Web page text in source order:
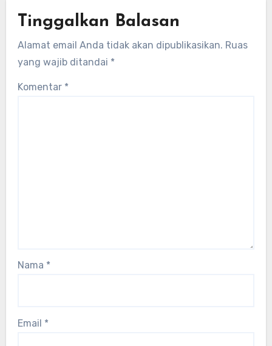
Tinggalkan Balasan
Alamat email Anda tidak akan dipublikasikan. Ruas
yang wajib ditandai *
Komentar *
Nama *
Email *